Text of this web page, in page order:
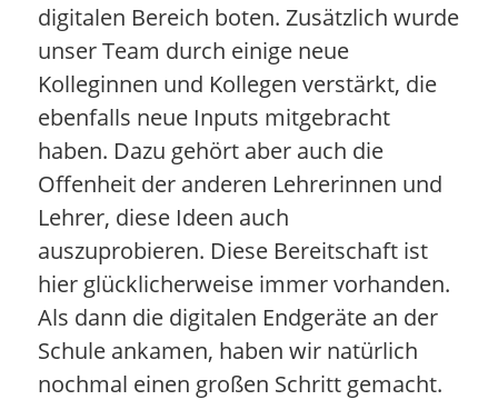
digitalen Bereich boten. Zusätzlich wurde
unser Team durch einige neue
Kolleginnen und Kollegen verstärkt, die
ebenfalls neue Inputs mitgebracht
haben. Dazu gehört aber auch die
Offenheit der anderen Lehrerinnen und
Lehrer, diese Ideen auch
auszuprobieren. Diese Bereitschaft ist
hier glücklicherweise immer vorhanden.
Als dann die digitalen Endgeräte an der
Schule ankamen, haben wir natürlich
nochmal einen großen Schritt gemacht.